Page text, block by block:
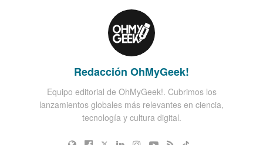
Redacción OhMyGeek!
Equipo editorial de OhMyGeek!. Cubrimos los
lanzamientos globales más relevantes en ciencia,
tecnología y cultura digital.